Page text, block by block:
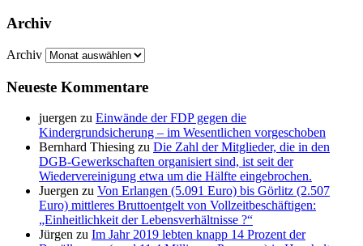
Archiv
Archiv
Neueste Kommentare
juergen zu Einwände der FDP gegen die
Kindergrundsicherung – im Wesentlichen vorgeschoben
Bernhard Thiesing zu Die Zahl der Mitglieder, die in den
DGB-Gewerkschaften organisiert sind, ist seit der
Wiedervereinigung etwa um die Hälfte eingebrochen.
Juergen zu Von Erlangen (5.091 Euro) bis Görlitz (2.507
Euro) mittleres Bruttoentgelt von Vollzeitbeschäftigen:
„Einheitlichkeit der Lebensverhältnisse ?“
Jürgen zu Im Jahr 2019 lebten knapp 14 Prozent der